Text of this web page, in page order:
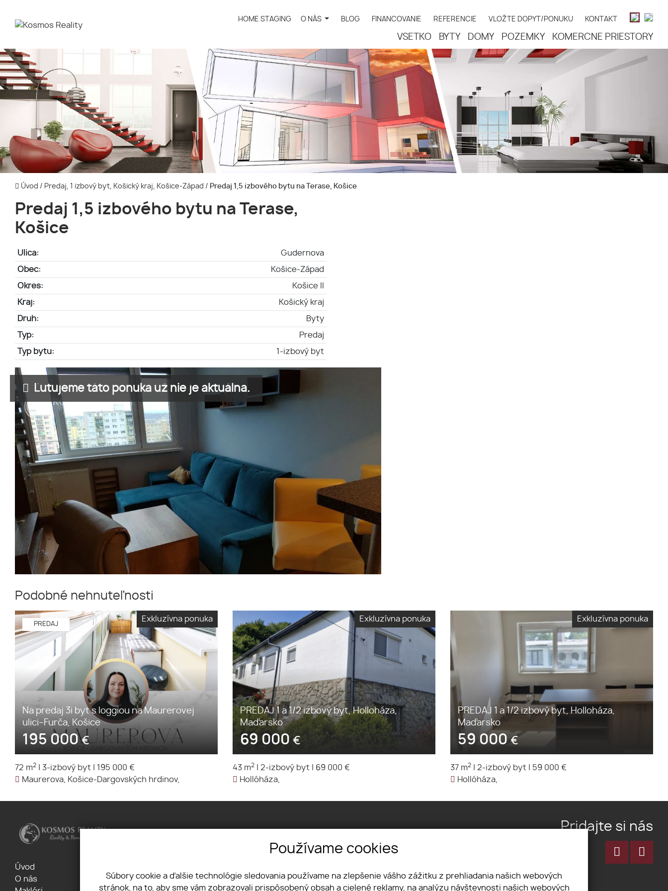
HOME STAGING O NÁS BLOG FINANCOVANIE REFERENCIE VLOŽTE DOPYT/PONUKU KONTAKT
VŠETKO BYTY DOMY POZEMKY KOMERČNÉ PRIESTORY
Úvod / Predaj, 1 izbový byt, Košický kraj, Košice-Západ / Predaj 1,5 izbového bytu na Terase, Košice
Predaj 1,5 izbového bytu na Terase,
Košice
Ulica: Gudernova
Obec: Košice-Západ
Okres: Košice II
Kraj: Košický kraj
Druh: Byty
Typ: Predaj
Typ bytu: 1-izbový byt
Ľutujeme táto ponuka už nie je aktuálna.
Podobné nehnuteľnosti
Exkluzívna ponuka
PREDAJ
Na predaj 3i byt s loggiou na Maurerovej
ulici–Furča, Košice
195 000€
72 m2 3-izbový byt
195 000 €
Maurerova, Košice-Dargovských hrdinov,
Exkluzívna ponuka
PREDAJ 1 a 1/2 izbový byt, Holloháza,
Maďarsko
69 000 €
43 m2 2-izbový byt
69 000 €
Hollóháza,
Exkluzívna ponuka
PREDAJ 1 a 1/2 izbový byt, Holloháza,
Maďarsko
59 000€
37 m2 2-izbový byt
59 000 €
Hollóháza,
Úvod
O nás
Spolupráca
+421 908 583 890
Pridajte si nás
Používame cookies
Súbory cookie a ďalšie technológie sledovania používame na zlepšenie vášho zážitku z prehliadania našich webových
stránok, na to, aby sme vám zobrazovali prispôsobený obsah a cielené reklamy, na analýzu návštevnosti našich webových